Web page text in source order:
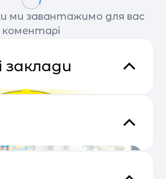
ми завантажимо для вас
коментарі
заклади